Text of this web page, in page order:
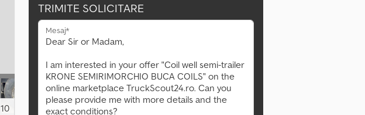
10
TRIMITE SOLICITARE
Mesaj*